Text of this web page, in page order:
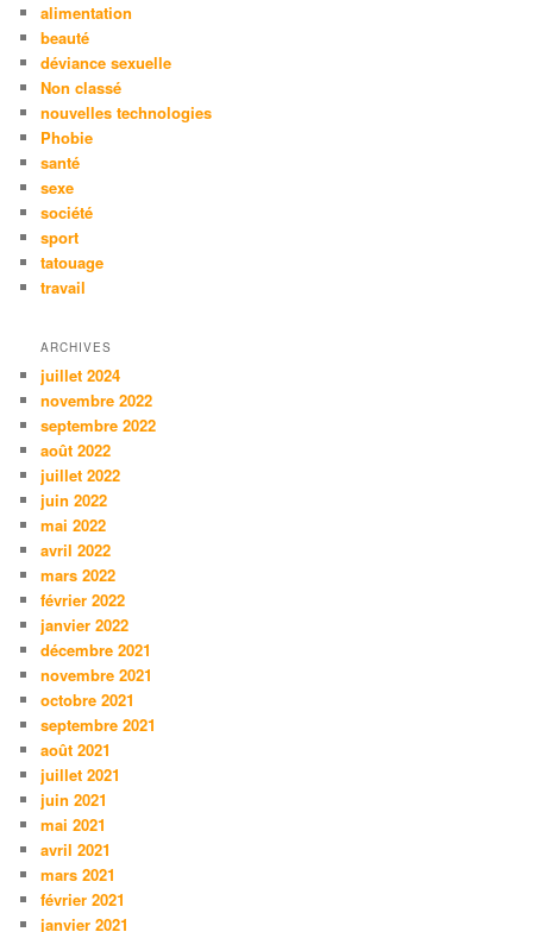
alimentation
beauté
déviance sexuelle
Non classé
nouvelles technologies
Phobie
santé
sexe
société
sport
tatouage
travail
ARCHIVES
juillet 2024
novembre 2022
septembre 2022
août 2022
juillet 2022
juin 2022
mai 2022
avril 2022
mars 2022
février 2022
janvier 2022
décembre 2021
novembre 2021
octobre 2021
septembre 2021
août 2021
juillet 2021
juin 2021
mai 2021
avril 2021
mars 2021
février 2021
janvier 2021